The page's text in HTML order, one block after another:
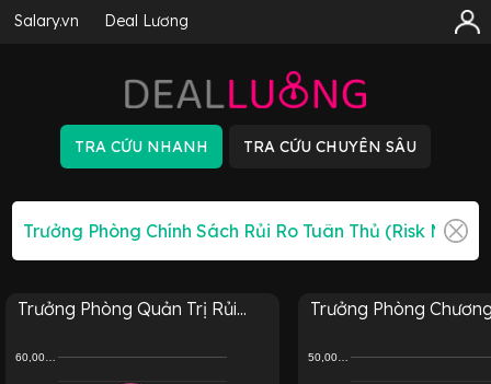
Salary.vn Deal Lương
Trưởng Phòng Quản Trị Rủi...
60,00…
Trưởng Phòng
50,00…